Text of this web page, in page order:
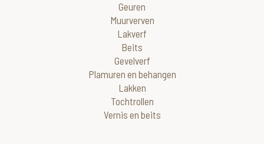
Geuren
Muurverven
Lakverf
Beits
Gevelverf
Plamuren en behangen
Lakken
Tochtrollen
Vernis en beits